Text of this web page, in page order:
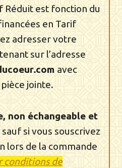
Réduit est fonction du
en Tarif
adresser votre
sur l’adresse
avec
jointe.
non échangeable et
sauf si vous souscrivez
lors de la commande
conditions de